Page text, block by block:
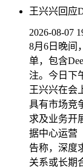
王兴兴回应
2026-08-07
8月6日晚间
单，包含
注。今日下
王兴兴在会
具有市场竞
求及业务开
据中心运营
告称，深度
关系或长期